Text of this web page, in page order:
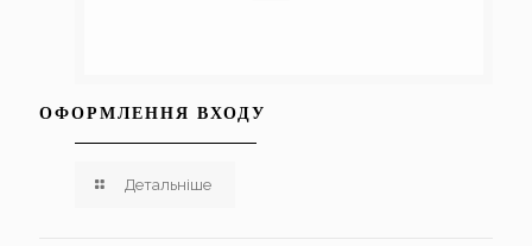
ОФОРМЛЕННЯ ВХОДУ
Детальніше